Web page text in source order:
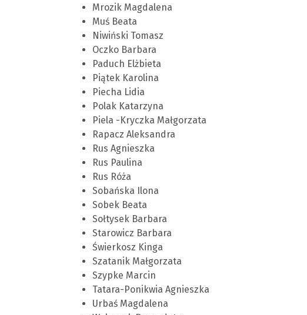
Mrozik Magdalena
Muś Beata
Niwiński Tomasz
Oczko Barbara
Paduch Elżbieta
Piątek Karolina
Piecha Lidia
Polak Katarzyna
Piela -Kryczka Małgorzata
Rapacz Aleksandra
Rus Agnieszka
Rus Paulina
Rus Róża
Sobańska Ilona
Sobek Beata
Sołtysek Barbara
Starowicz Barbara
Świerkosz Kinga
Szatanik Małgorzata
Szypke Marcin
Tatara-Ponikwia Agnieszka
Urbaś Magdalena